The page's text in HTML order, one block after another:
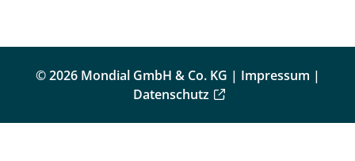
© 2026 Mondial GmbH & Co. KG | Impressum |
Datenschutz